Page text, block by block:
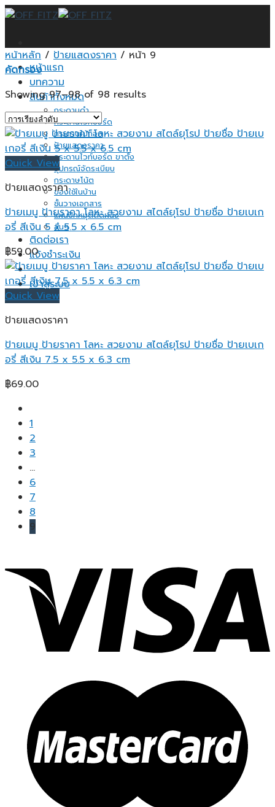
Skip
หน้าแรก
บทความ
สินค้าทั้งหมด
กระดานดำ
กระดานไวท์บอร์ด
กระดานไม้ก็อก
ป้ายแสดงราคา
กระดานไวท์บอร์ด ขาตั้ง
อุปกรณ์จัดระเบียบ
กระดาษโน้ต
ของใช้ในบ้าน
ชั้นวางเอกสาร
แผ่นปักหมุดติดผนัง
อื่นๆ
ติดต่อเรา
แจ้งชำระเงิน
เข้าสู่ระบบ
หน้าหลัก / ป้ายแสดงราคา / หน้า 9
คัดกรอง
Showing 97–98 of 98 results
Quick View
ป้ายแสดงราคา
ป้ายเมนู ป้ายราคา โลหะ สวยงาม สไตล์ยุโรป ป้ายชื่อ ป้ายเบเก
อรี่ สีเงิน 5 x 5.5 x 6.5 cm
฿59.00
Quick View
ป้ายแสดงราคา
ป้ายเมนู ป้ายราคา โลหะ สวยงาม สไตล์ยุโรป ป้ายชื่อ ป้ายเบเก
อรี่ สีเงิน 7.5 x 5.5 x 6.3 cm
฿69.00
1
2
3
…
6
7
8
9